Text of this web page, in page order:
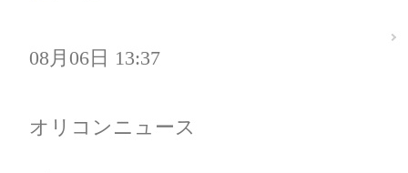
08月06日 13:37
オリコンニュース